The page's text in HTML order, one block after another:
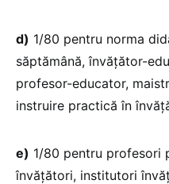
d) 1/80 pentru norma
săptămână, învățător-
profesor-educator,
instruire practică în
e) 1/80 pentru profesori
învățători, institutori